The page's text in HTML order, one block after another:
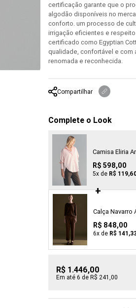
certificação garante que o
algodão disponíveis no
conforto. um processo de
irrigação eficientes e
certificado como Egyptian
qualidade, confortável e com
renomada e reconhecida.
Compartilhar
Complete o Look
Camisa Eliria
R$ 598,00
5x de R$
Calça Navarro
R$ 848,00
6x de R$
R$ 1.446,00
Em até 6 de R$ 241,00